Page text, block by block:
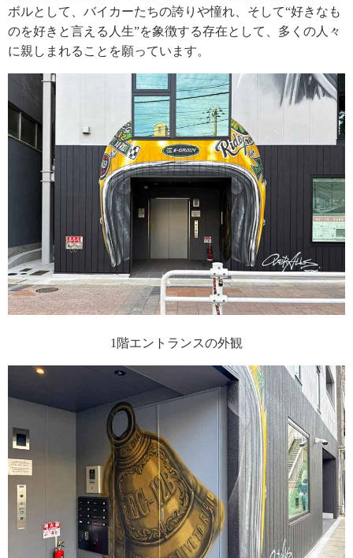
ボルとして、バイカーたちの誇りや憧れ、そして“好きなも
のを好きと言える人生”を象徴する存在として、多くの人々
に親しまれることを願っています。
1階エントランスの外観